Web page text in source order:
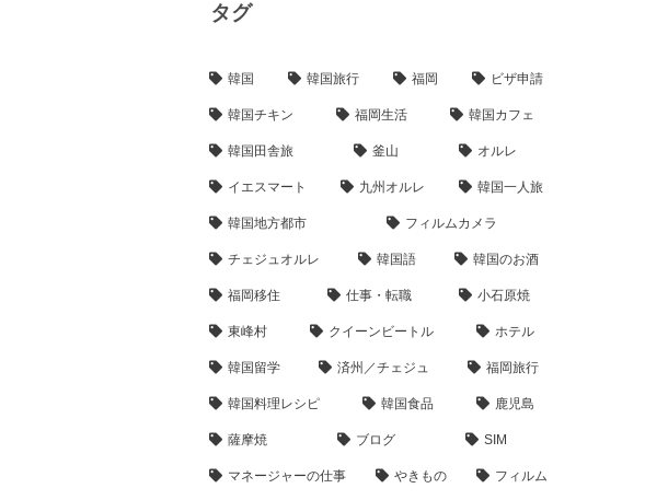
タグ
韓国 韓国旅行 福岡 ビザ申請
韓国チキン 福岡生活 韓国カフェ
韓国田舎旅 釜山 オルレ
イエスマート 九州オルレ 韓国一人旅
韓国地方都市 フィルムカメラ
チェジュオルレ 韓国語 韓国のお酒
福岡移住 仕事・転職 小石原焼
東峰村 クイーンビートル ホテル
韓国留学 済州／チェジュ 福岡旅行
韓国料理レシピ 韓国食品 鹿児島
薩摩焼 ブログ SIM
マネージャーの仕事 やきもの フィルム